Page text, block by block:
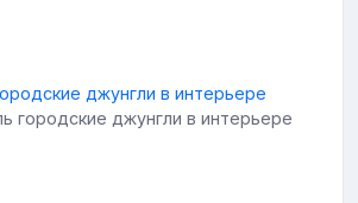
городские джунгли в интерьере